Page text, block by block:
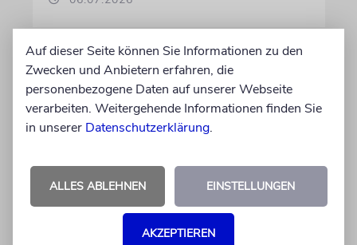
Auf dieser Seite können Sie Informationen zu den
Zwecken und Anbietern erfahren, die
personenbezogene Daten auf unserer Webseite
verarbeiten. Weitergehende Informationen finden Sie
in unserer Datenschutzerklärung.
ALLES ABLEHNEN EINSTELLUNGEN
AKZEPTIEREN